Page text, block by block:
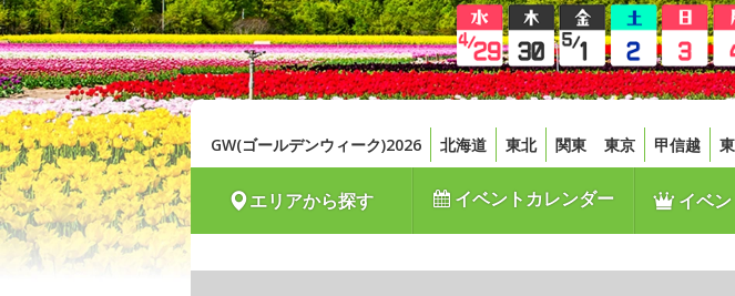
GW(ゴールデンウィーク)2026 北海道 東北 関東 東京 甲信越
エリアから探す イベントカレンダー イベン